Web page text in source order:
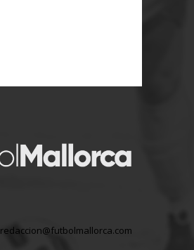
redaccion@futbolmallorca.com